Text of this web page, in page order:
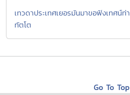
เทวดาประเทศเยอรมันมาขอฟังเทศน์
ทัตโต
Go To Top